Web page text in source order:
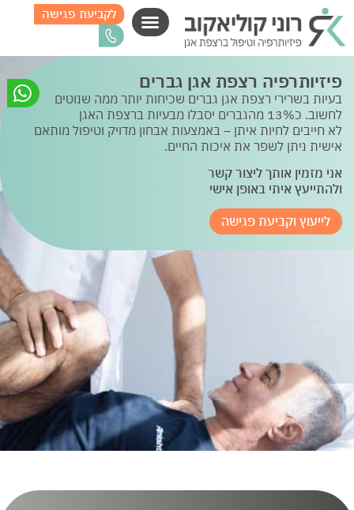
לקביעת פגישה
פיזיותרפיה רצפת אגן גברים
בעיות בשרירי רצפת אגן גברים שכיחות יותר ממה שנוטים
לחשוב. כ13% מהגברים יסבלו מבעיות ברצפת האגן
לא חייבים לחיות איתן – באמצעות אבחון מדויק וטיפול מותאם
אישית ניתן לשפר את איכות החיים.
אני מזמין אותך ליצור קשר
ולהתייעץ איתי באופן אישי
לייעוץ וקביעת פגישה